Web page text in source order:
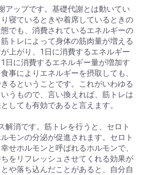
アップです。基礎代謝とは動いてい
寝ているときや着席しているときの
でも、消費されているエネルギーの
トレによって身体の筋肉量が増える
上がり、1日に消費するエネルギー
日に消費するエネルギー量が増加す
事によりエネルギーを摂取しても、
るということです。これがいわゆる
うもので、言い換えれば、筋トレは
しても有効であると言えます。
解消です。筋トレを行うと、セロト
モンの分泌が促進されます。セロト
せホルモンと呼ばれるホルモンで、
をリフレッシュさせてくれる効果が
や落ち込んだことがあると、自分自